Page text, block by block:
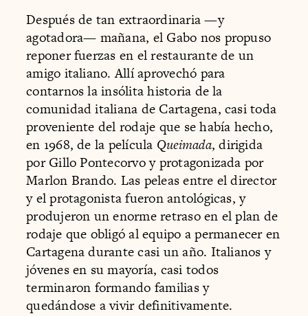
Después de tan extraordinaria —y
agotadora— mañana, el Gabo nos propuso
reponer fuerzas en el restaurante de un
amigo italiano. Allí aprovechó para
contarnos la insólita historia de la
comunidad italiana de Cartagena, casi toda
proveniente del rodaje que se había hecho,
en 1968, de la película Queimada, dirigida
por Gillo Pontecorvo y protagonizada por
Marlon Brando. Las peleas entre el director
y el protagonista fueron antológicas, y
produjeron un enorme retraso en el plan de
rodaje que obligó al equipo a permanecer en
Cartagena durante casi un año. Italianos y
jóvenes en su mayoría, casi todos
terminaron formando familias y
quedándose a vivir definitivamente.